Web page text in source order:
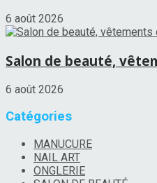
6 août 2026
Salon de beauté,
6 août 2026
Catégories
MANUCURE
NAIL ART
ONGLERIE